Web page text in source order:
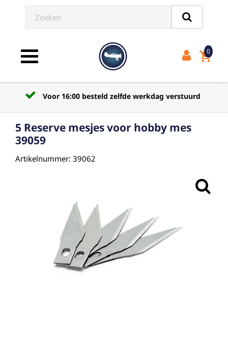
Toggle navigation shopping_cart
0
Voor 16:00 besteld zelfde werkdag verstuurd
5 Reserve mesjes voor hobby mes
39059
Artikelnummer: 39062